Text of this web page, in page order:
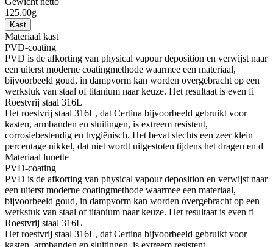
125.00g
Kast
Materiaal kast
PVD-coating
PVD is de afkorting van physical vapour deposition en verwijst naar
een uiterst moderne coatingmethode waarmee een materiaal,
bijvoorbeeld goud, in dampvorm kan worden overgebracht op een
werkstuk van staal of titanium naar keuze. Het resultaat is even fi
Roestvrij staal 316L
Het roestvrij staal 316L, dat Certina bijvoorbeeld gebruikt voor
kasten, armbanden en sluitingen, is extreem resistent,
corrosiebestendig en hygiënisch. Het bevat slechts een zeer klein
percentage nikkel, dat niet wordt uitgestoten tijdens het dragen en d
Materiaal lunette
PVD-coating
PVD is de afkorting van physical vapour deposition en verwijst naar
een uiterst moderne coatingmethode waarmee een materiaal,
bijvoorbeeld goud, in dampvorm kan worden overgebracht op een
werkstuk van staal of titanium naar keuze. Het resultaat is even fi
Roestvrij staal 316L
Het roestvrij staal 316L, dat Certina bijvoorbeeld gebruikt voor